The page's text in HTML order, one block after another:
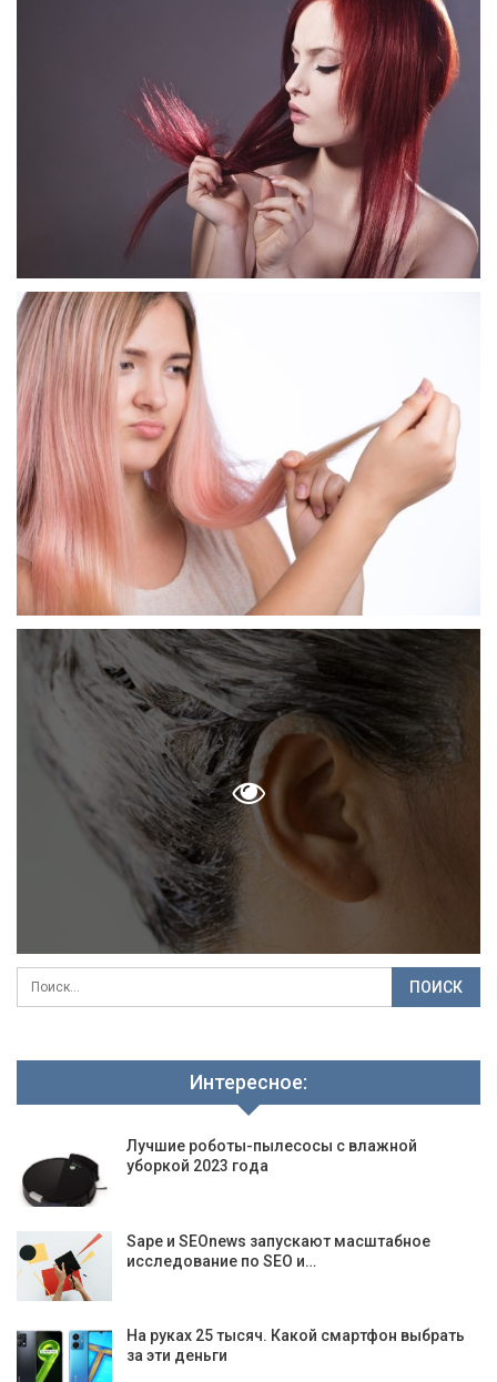
Интересное:
Лучшие роботы-пылесосы с влажной
уборкой 2023 года
Sape и SEOnews запускают масштабное
исследование по SEO и…
На руках 25 тысяч. Какой смартфон выбрать
за эти деньги